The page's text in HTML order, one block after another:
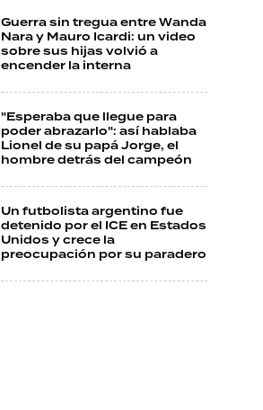
Guerra sin tregua entre Wanda
Nara y Mauro Icardi: un video
sobre sus hijas volvió a
encender la interna
"Esperaba que llegue para
poder abrazarlo": así hablaba
Lionel de su papá Jorge, el
hombre detrás del campeón
Un futbolista argentino fue
detenido por el ICE en Estados
Unidos y crece la
preocupación por su paradero